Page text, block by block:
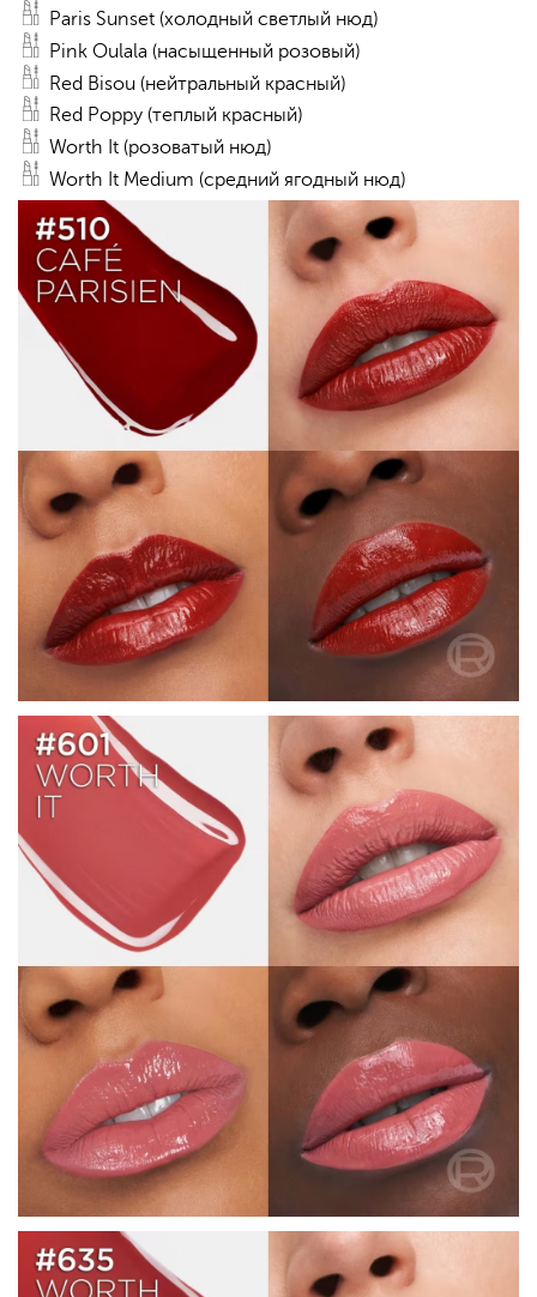
Paris Sunset (холодный светлый нюд)
Pink Oulala (насыщенный розовый)
Red Bisou (нейтральный красный)
Red Poppy (теплый красный)
Worth It (розоватый нюд)
Worth It Medium (средний ягодный нюд)